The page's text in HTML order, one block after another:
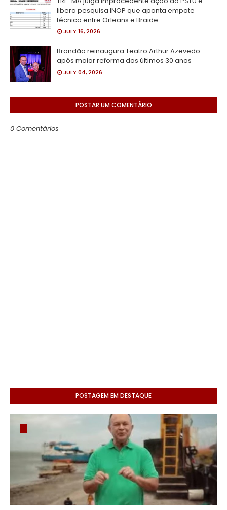
libera pesquisa INOP que aponta empate
técnico entre Orleans e Braide
JULY 16, 2026
Brandão reinaugura Teatro Arthur Azevedo
após maior reforma dos últimos 30 anos
JULY 04, 2026
POSTAR UM COMENTÁRIO
0 Comentários
POSTAGEM EM DESTAQUE